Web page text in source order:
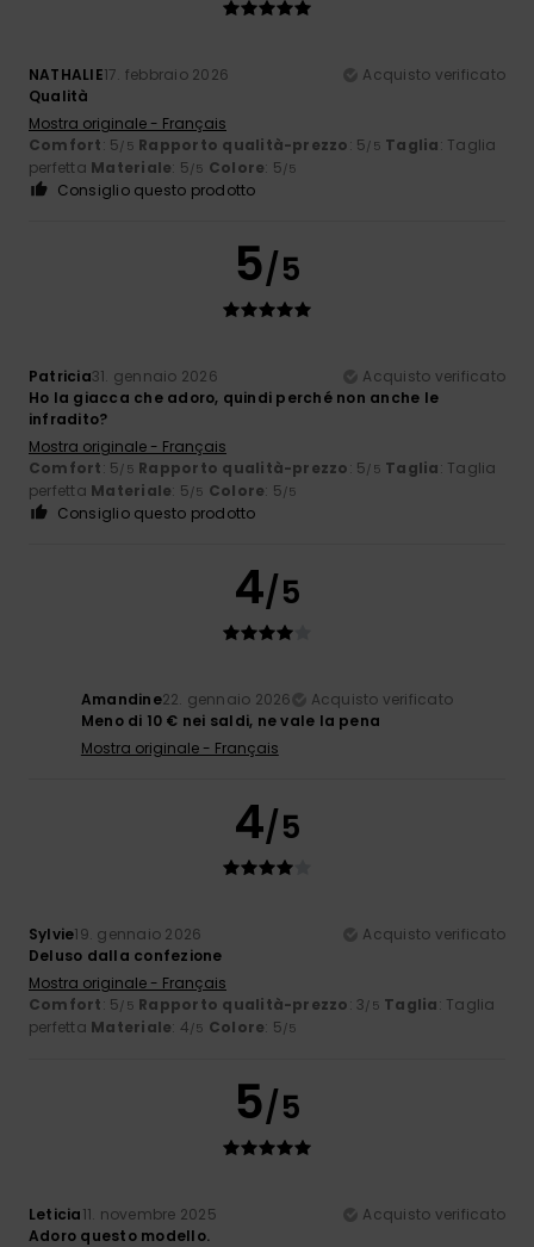
NATHALIE17. febbraio 2026
Acquisto verificato
Qualità
Mostra originale - Français
Comfort: 5/5 Rapporto qualità-prezzo: 5/5 Taglia: Taglia
perfetta Materiale: 5/5 Colore: 5/5
Consiglio questo prodotto
5/5
Patricia31. gennaio 2026
Acquisto verificato
Ho la giacca che adoro, quindi perché non anche le
infradito?
Mostra originale - Français
Comfort: 5/5 Rapporto qualità-prezzo: 5/5 Taglia: Taglia
perfetta Materiale: 5/5 Colore: 5/5
Consiglio questo prodotto
4/5
Amandine22. gennaio 2026
Acquisto verificato
Meno di 10 € nei saldi, ne vale la pena
Mostra originale - Français
4/5
Sylvie19. gennaio 2026
Acquisto verificato
Deluso dalla confezione
Mostra originale - Français
Comfort: 5/5 Rapporto qualità-prezzo: 3/5 Taglia: Taglia
perfetta Materiale: 4/5 Colore: 5/5
5/5
Leticia11. novembre 2025
Acquisto verificato
Adoro questo modello.